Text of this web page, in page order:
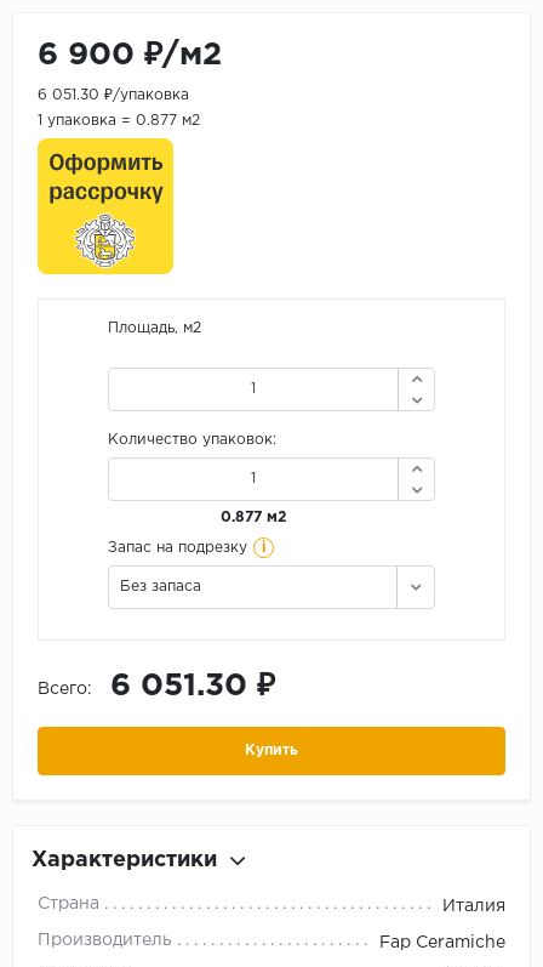
6 900 ₽/м2
6 051.30 ₽/упаковка
1 упаковка = 0.877 м2
Площадь, м2
Количество упаковок:
0.877 м2
Запас на подрезку i
Без запаса
Всего: 6 051.30 ₽
Купить
Характеристики
Страна Италия
Производитель Fap Ceramiche